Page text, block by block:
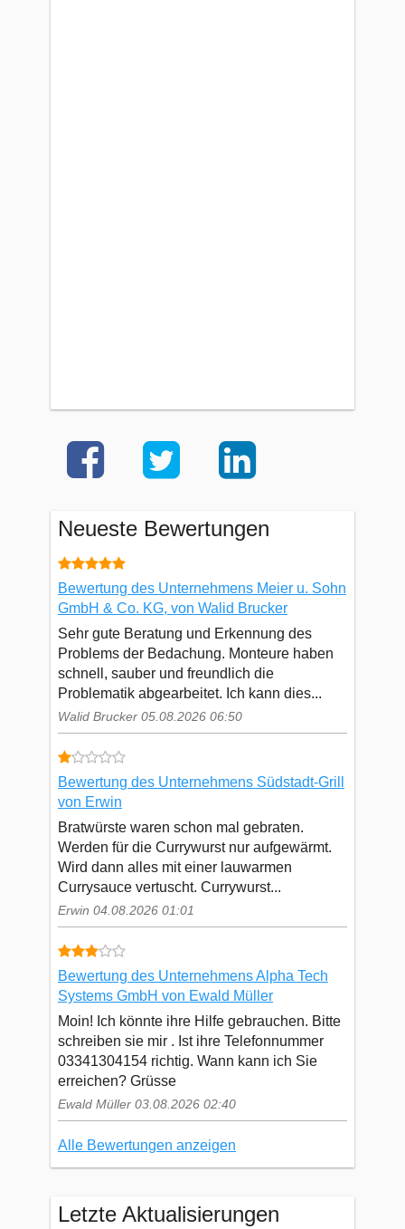
Neueste Bewertungen
Bewertung des Unternehmens Meier u. Sohn
GmbH & Co. KG, von Walid Brucker
Sehr gute Beratung und Erkennung des
Problems der Bedachung. Monteure haben
schnell, sauber und freundlich die
Problematik abgearbeitet. Ich kann dies...
Walid Brucker 05.08.2026 06:50
Bewertung des Unternehmens Südstadt-Grill
von Erwin
Bratwürste waren schon mal gebraten.
Werden für die Currywurst nur aufgewärmt.
Wird dann alles mit einer lauwarmen
Currysauce vertuscht. Currywurst...
Erwin 04.08.2026 01:01
Bewertung des Unternehmens Alpha Tech
Systems GmbH von Ewald Müller
Moin! Ich könnte ihre Hilfe gebrauchen. Bitte
schreiben sie mir . Ist ihre Telefonnummer
03341304154 richtig. Wann kann ich Sie
erreichen? Grüsse
Ewald Müller 03.08.2026 02:40
Alle Bewertungen anzeigen
Letzte Aktualisierungen